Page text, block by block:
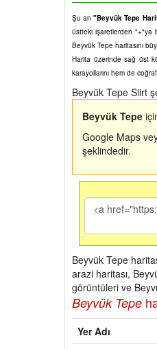
Şu an"Beyvük Tepe
üstteki işaretlerden "+"ya
Beyvük Tepe haritasını
Harita üzerinde sağ üst
karayollarını hem de
Beyvük Tepe Siirt
Beyvük Tepe
Google Maps
şeklindedir.
Beyvük Tepe
arazi haritası,
görüntüleri ve
Beyvük Tepe
Yer Adı